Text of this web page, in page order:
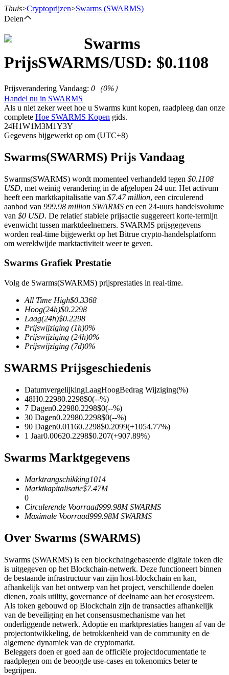
USDT-futures
TradFi
Derivaten voor aandelen, forex, edelmetalen en grondstoffen
USDC-futures
Kopiëren Handel
Sluit je aan bij top traders
Thuis>Cryptoprijzen>Swarms (SWARMS)
Delen
Swarms
PrijsSWARMS/USD: $0.1108
Prijsverandering Vandaag: 0 （0%）
Handel nu in SWARMS
Als u niet zeker weet hoe u Swarms kunt kopen, raadpleeg dan onze
complete Hoe SWARMS Kopen gids.
24H1W1M3M1Y3Y
Gegevens bijgewerkt op om (UTC+8)
Swarms(SWARMS) Prijs Vandaag
Swarms(SWARMS) wordt momenteel verhandeld tegen $0.1108
USD, met weinig verandering in de afgelopen 24 uur. Het activum
heeft een marktkapitalisatie van $7.47 million, een circulerend
aanbod van 999.98 million SWARMS en een 24-uurs handelsvolume
van $0 USD. De relatief stabiele prijsactie suggereert korte-termijn
evenwicht tussen marktdeelnemers. SWARMS prijsgegevens
worden real-time bijgewerkt op het Bitrue crypto-handelsplatform
om wereldwijde marktactiviteit weer te geven.
Swarms Grafiek Prestatie
Volg de Swarms(SWARMS) prijsprestaties in real-time.
All Time High$0.3368
Hoog(24h)$0.2298
Laag(24h)$0.2298
Prijswijziging (1h)0%
Prijswijziging (24h)0%
Prijswijziging (7d)0%
SWARMS Prijsgeschiedenis
DatumvergelijkingLaagHoogBedrag Wijziging(%)
48H0.22980.2298$0(--%)
7 Dagen0.22980.2298$0(--%)
30 Dagen0.22980.2298$0(--%)
90 Dagen0.01160.2298$0.2099(+1054.77%)
1 Jaar0.00620.2298$0.207(+907.89%)
Swarms Marktgegevens
Marktrangschikking1014
Marktkapitalisatie$7.47M
0
Circulerende Voorraad999.98M SWARMS
Maximale Voorraad999.98M SWARMS
Over Swarms (SWARMS)
Swarms (SWARMS) is een blockchaingebaseerde digitale token die
is uitgegeven op het Blockchain-netwerk. Deze functioneert binnen
de bestaande infrastructuur van zijn host-blockchain en kan,
afhankelijk van het ontwerp van het project, verschillende doelen
dienen, zoals utility, governance of deelname aan het ecosysteem.
Als token gebouwd op Blockchain zijn de transacties afhankelijk
van de beveiliging en het consensusmechanisme van het
onderliggende netwerk. Adoptie en marktprestaties hangen af van de
projectontwikkeling, de betrokkenheid van de community en de
algemene dynamiek van de cryptomarkt.
Beleggers doen er goed aan de officiële projectdocumentatie te
raadplegen om de beoogde use-cases en tokenomics beter te
begrijpen.